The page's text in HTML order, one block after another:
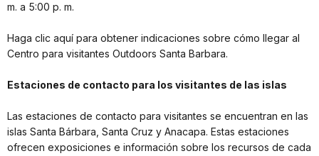
m. a 5:00 p. m.
Haga clic aquí para obtener indicaciones sobre cómo llegar al
Centro para visitantes Outdoors Santa Barbara.
Estaciones de contacto para los visitantes de las islas
Las estaciones de contacto para visitantes se encuentran en las
islas Santa Bárbara, Santa Cruz y Anacapa. Estas estaciones
ofrecen exposiciones e información sobre los recursos de cada